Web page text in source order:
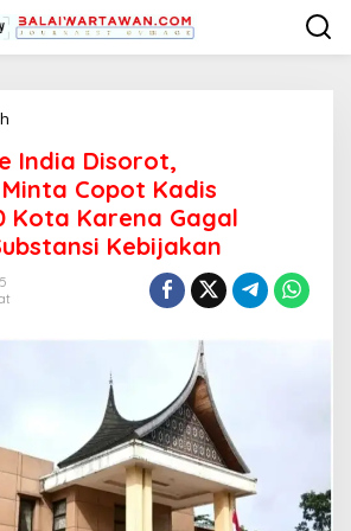
n
j
u
n
g
D
i
s
o
India Disorot,
Copot Kadis
Kota Karena Gagal
Kebijakan